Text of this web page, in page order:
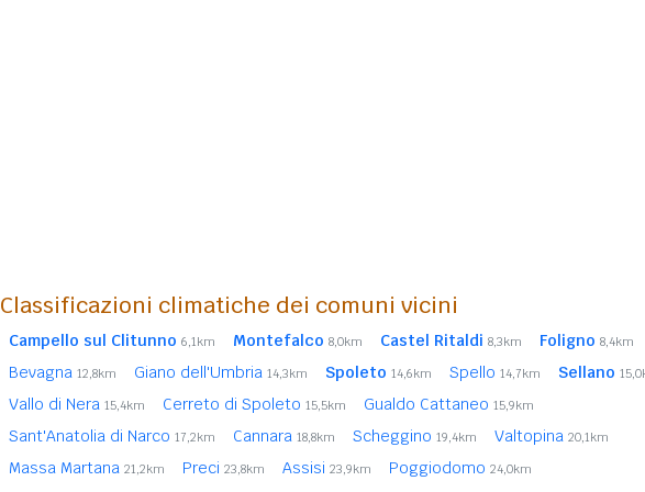
Classificazioni climatiche dei comuni vicini
Campello sul Clitunno 6,1km Montefalco 8,0km Castel Ritaldi 8,3km Foligno 8,4km
Bevagna 12,8km Giano dell'Umbria 14,3km Spoleto 14,6km Spello 14,7km Sellano
Vallo di Nera 15,4km Cerreto di Spoleto 15,5km Gualdo Cattaneo 15,9km
Sant'Anatolia di Narco 17,2km Cannara 18,8km Scheggino 19,4km Valtopina 20,1km
Massa Martana 21,2km Preci 23,8km Assisi 23,9km Poggiodomo 24,0km